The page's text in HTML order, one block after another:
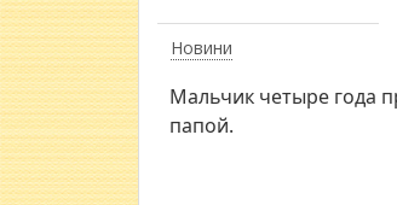
Новини
Мальчик четыре года
папой.